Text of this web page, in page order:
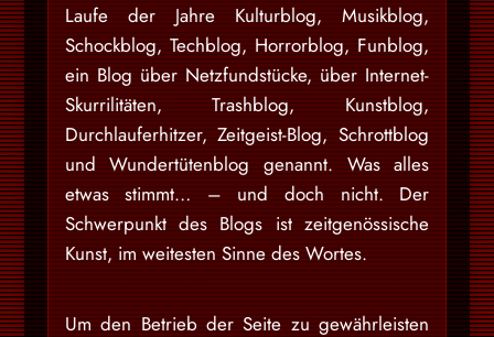
Laufe der Jahre Kulturblog, Musikblog,
Schockblog, Techblog, Horrorblog, Funblog,
ein Blog über Netzfundstücke, über Internet-
Skurrilitäten, Trashblog, Kunstblog,
Durchlauferhitzer, Zeitgeist-Blog, Schrottblog
und Wundertütenblog genannt. Was alles
etwas stimmt… – und doch nicht. Der
Schwerpunkt des Blogs ist zeitgenössische
Kunst, im weitesten Sinne des Wortes.
Um den Betrieb der Seite zu gewährleisten